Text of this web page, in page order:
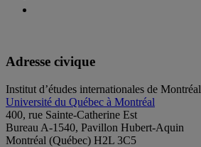
Adresse civique
Institut d’études internationales de Montréal
Université du Québec à Montréal
400, rue Sainte-Catherine Est
Bureau A-1540, Pavillon Hubert-Aquin
Montréal (Québec) H2L 3C5